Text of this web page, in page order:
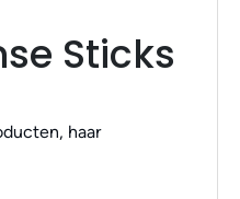
Sticks
haar